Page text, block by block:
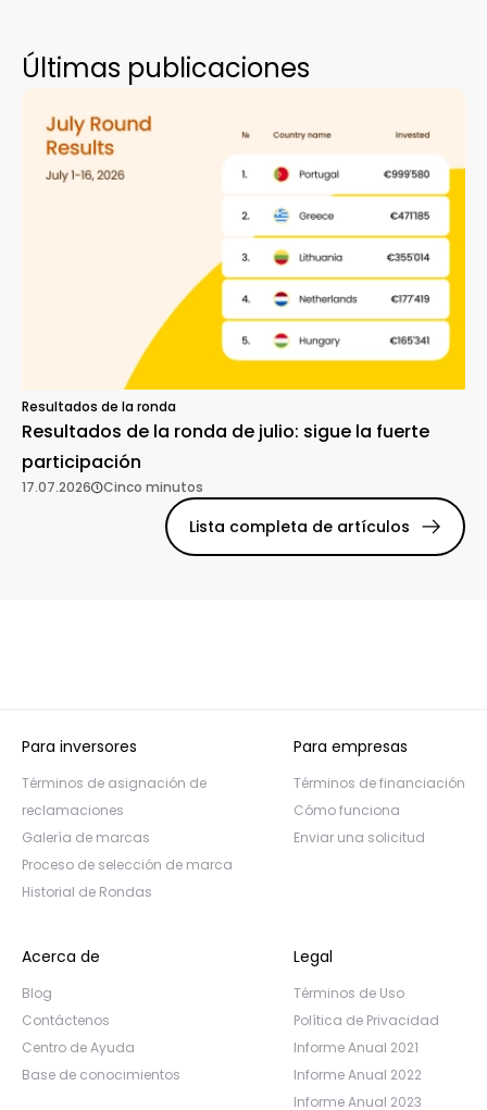
Últimas publicaciones
Resultados de la ronda
Resultados de la ronda de julio: sigue la fuerte
participación
17.07.2026 Cinco minutos
Lista completa de artículos
Para inversores
Términos de asignación de
reclamaciones
Galería de marcas
Proceso de selección de marca
Historial de Rondas
Para empresas
Términos de financiación
Cómo funciona
Enviar una solicitud
Acerca de
Blog
Contáctenos
Centro de Ayuda
Base de conocimientos
Legal
Términos de Uso
Política de Privacidad
Informe Anual 2021
Informe Anual 2022
Informe Anual 2023